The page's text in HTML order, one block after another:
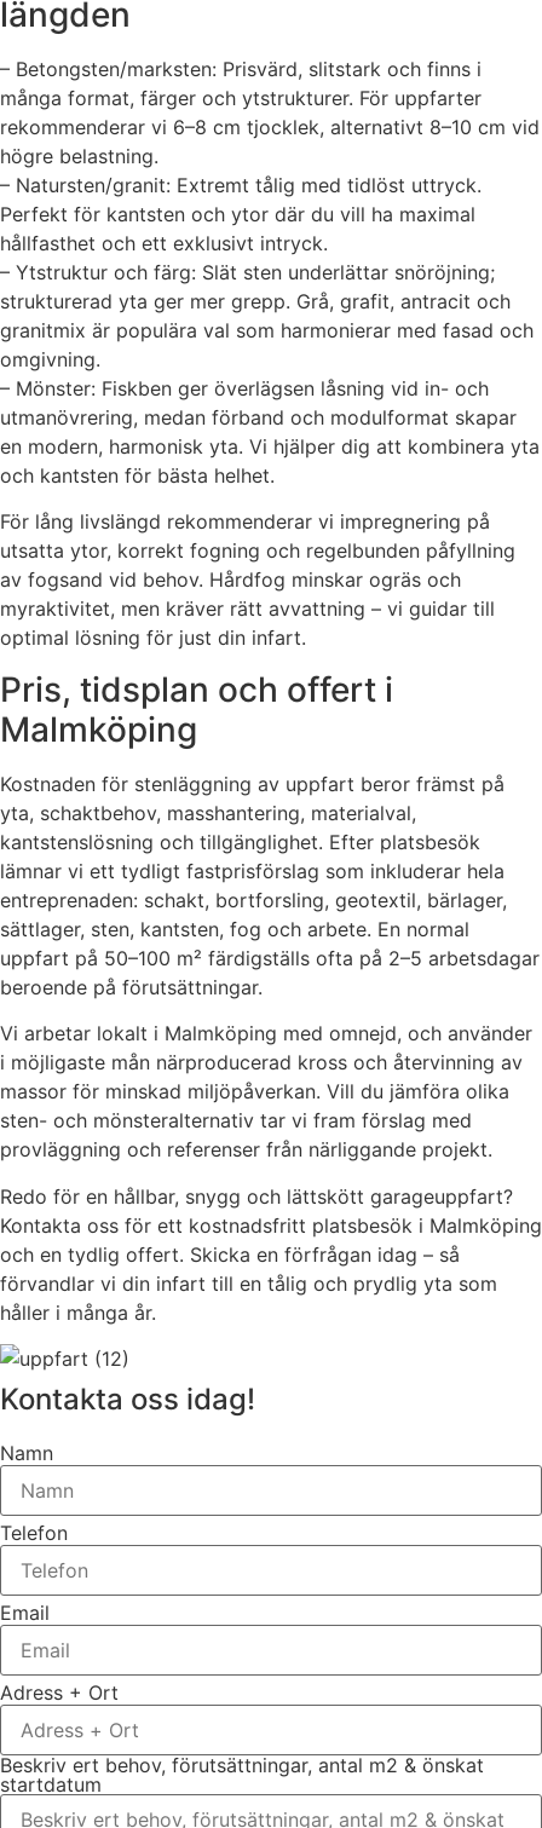
längden
– Betongsten/marksten: Prisvärd, slitstark och finns i
många format, färger och ytstrukturer. För uppfarter
rekommenderar vi 6–8 cm tjocklek, alternativt 8–10 cm vid
högre belastning.
– Natursten/granit: Extremt tålig med tidlöst uttryck.
Perfekt för kantsten och ytor där du vill ha maximal
hållfasthet och ett exklusivt intryck.
– Ytstruktur och färg: Slät sten underlättar snöröjning;
strukturerad yta ger mer grepp. Grå, grafit, antracit och
granitmix är populära val som harmonierar med fasad och
omgivning.
– Mönster: Fiskben ger överlägsen låsning vid in- och
utmanövrering, medan förband och modulformat skapar
en modern, harmonisk yta. Vi hjälper dig att kombinera yta
och kantsten för bästa helhet.
För lång livslängd rekommenderar vi impregnering på
utsatta ytor, korrekt fogning och regelbunden påfyllning
av fogsand vid behov. Hårdfog minskar ogräs och
myraktivitet, men kräver rätt avvattning – vi guidar till
optimal lösning för just din infart.
Pris, tidsplan och offert i
Malmköping
Kostnaden för stenläggning av uppfart beror främst på
yta, schaktbehov, masshantering, materialval,
kantstenslösning och tillgänglighet. Efter platsbesök
lämnar vi ett tydligt fastprisförslag som inkluderar hela
entreprenaden: schakt, bortforsling, geotextil, bärlager,
sättlager, sten, kantsten, fog och arbete. En normal
uppfart på 50–100 m² färdigställs ofta på 2–5 arbetsdagar
beroende på förutsättningar.
Vi arbetar lokalt i Malmköping med omnejd, och använder
i möjligaste mån närproducerad kross och återvinning av
massor för minskad miljöpåverkan. Vill du jämföra olika
sten- och mönsteralternativ tar vi fram förslag med
provläggning och referenser från närliggande projekt.
Redo för en hållbar, snygg och lättskött garageuppfart?
Kontakta oss för ett kostnadsfritt platsbesök i Malmköping
och en tydlig offert. Skicka en förfrågan idag – så
förvandlar vi din infart till en tålig och prydlig yta som
håller i många år.
Kontakta oss idag!
Namn
Telefon
Email
Adress + Ort
Beskriv ert behov, förutsättningar, antal m2 & önskat
startdatum